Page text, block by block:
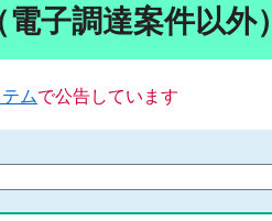
子調達案件以外）
ムで公告しています